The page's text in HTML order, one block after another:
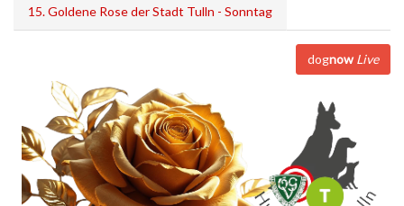
15. Goldene Rose der Stadt Tulln - Sonntag
dognow Live